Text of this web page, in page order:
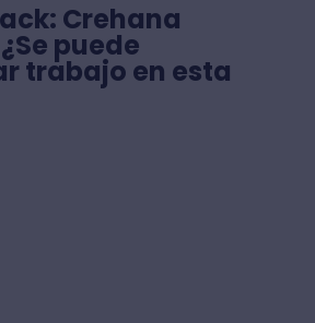
Crehana
puede
trabajo en esta